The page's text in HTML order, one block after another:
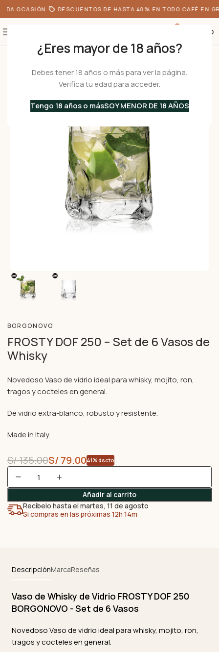
¿Eres mayor de 18 años?
Debes tener 18 años o más para ver la página.
Verifica tu edad para acceder.
Tengo 18 años o másSOY MENOR DE 18 AÑOS
OCASIÓN DESCUENTOS DE HASTA 40% EN TODO CAFÉ EN
0.00
FROSTY DOF 250 – Set de 6 Vasos de Whisky
BORGONOVO
FROSTY DOF 250 – Set de 6 Vasos de
Whisky
Novedoso Vaso de vidrio ideal para whisky, mojito, ron,
tragos y cocteles en general.
De vidrio extra-blanco, robusto y resistente.
Made in Italy.
S/135.00S/ 79.0041% dscto
Añadir al carrito
Recíbelo hasta el martes, 11 de agosto
Si compras en las próximas 12h 14m
DescripciónMarcaReseñas
Vaso de Whisky de Vidrio FROSTY DOF 250
BORGONOVO - Set de 6 Vasos
Novedoso Vaso de vidrio ideal para whisky, mojito, ron,
tragos y cocteles en general.